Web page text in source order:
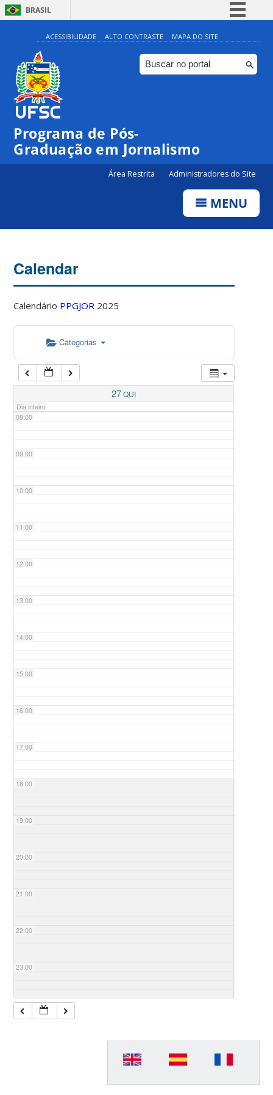
BRASIL
Simplifique!
Comunica BR
Participe
ACESSIBILIDADE ALTO CONTRASTE MAPA DO SITE
Programa de Pós-
Graduação em Jornalismo
Área Restrita Administradores do Site
MENU
Calendar
Calendário PPGJOR 2025
Categorias
27QUI
Dia inteiro
04:00
05:00
07:00
08:00
09:00
10:00
11:00
12:00
13:00
14:00
15:00
16:00
17:00
18:00
19:00
20:00
21:00
22:00
23:00